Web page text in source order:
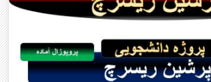
متلب
برق